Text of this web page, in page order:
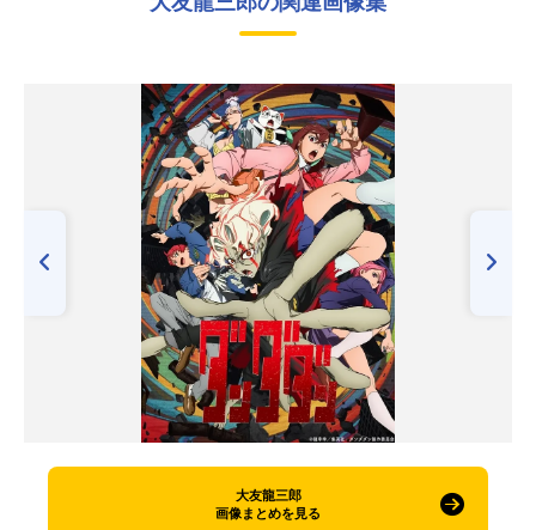
大友龍三郎
画像まとめを見る